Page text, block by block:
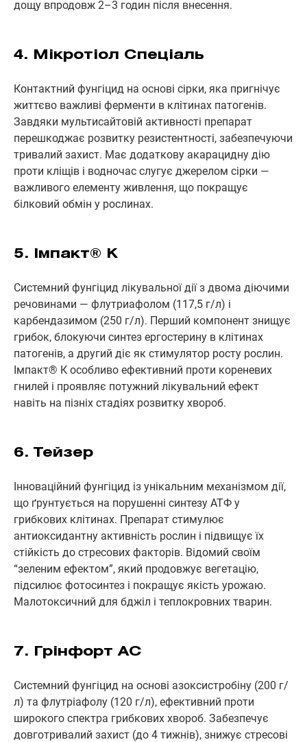
дощу впродовж 2–3 годин після внесення.
4. Мікротіол Спеціаль
Контактний фунгіцид на основі сірки, яка пригнічує
життєво важливі ферменти в клітинах патогенів.
Завдяки мультисайтовій активності препарат
перешкоджає розвитку резистентності, забезпечуючи
тривалий захист. Має додаткову акарацидну дію
проти кліщів і водночас слугує джерелом сірки —
важливого елементу живлення, що покращує
білковий обмін у рослинах.
5. Імпакт® К
Системний фунгіцид лікувальної дії з двома діючими
речовинами — флутриафолом (117,5 г/л) і
карбендазимом (250 г/л). Перший компонент знищує
грибок, блокуючи синтез ергостерину в клітинах
патогенів, а другий діє як стимулятор росту рослин.
Імпакт® К особливо ефективний проти кореневих
гнилей і проявляє потужний лікувальний ефект
навіть на пізніх стадіях розвитку хвороб.
6. Тейзер
Інноваційний фунгіцид із унікальним механізмом дії,
що ґрунтується на порушенні синтезу АТФ у
грибкових клітинах. Препарат стимулює
антиоксидантну активність рослин і підвищує їх
стійкість до стресових факторів. Відомий своїм
“зеленим ефектом”, який продовжує вегетацію,
підсилює фотосинтез і покращує якість урожаю.
Малотоксичний для бджіл і теплокровних тварин.
7. Грінфорт АС
Системний фунгіцид на основі азоксистробіну (200 г/
л) та флутріафолу (120 г/л), ефективний проти
широкого спектра грибкових хвороб. Забезпечує
довготривалий захист (до 4 тижнів), знижує стресові